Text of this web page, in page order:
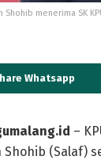
Shohib menerima SK
Whatsapp
–
(Salaf)